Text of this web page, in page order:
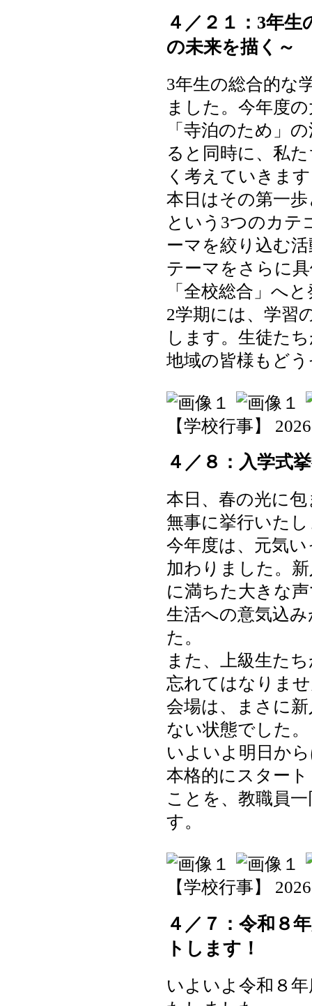
４／２１：3年
の未来を描く～
3年生の総合的な
ました。今年度
「寺泊のため」
ると同時に、私
く考えていきま
本日はその第一
という3つのカテ
ーマを絞り込む
テーマをさらに
「全校総合」へ
2学期には、学習
します。生徒た
地域の皆様もど
【学校行事】
４／８：入学式
本日、春の光に
無事に挙行いた
今年度は、元気
加わりました。
に満ちた大きな
生活への意気込
た。
また、上級生た
忘れてはなりま
会場は、まさに
ない状態でした。
いよいよ明日か
本格的にスター
ことを、教職員
す。
【学校行事】
４／７：令和８
トします！
いよいよ令和８